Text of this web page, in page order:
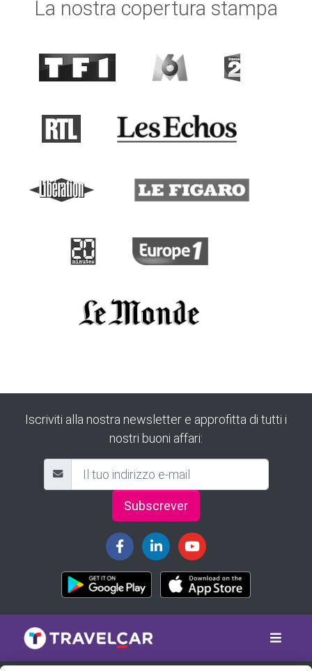
La nostra copertura stampa
Iscriviti alla nostra newsletter e approfitta di tutti i
nostri buoni affari:
Subscrever